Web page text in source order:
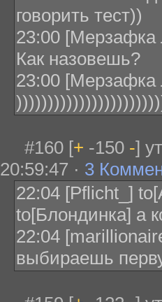
говорить тест))
23:00 [Мерзафка
Как назовешь?
23:00 [Мерзафка
#160 [+ -150 -]
20:59:47 · 3
22:04 [Pflicht_]
to[Блондинка] а
22:04
выбираешь